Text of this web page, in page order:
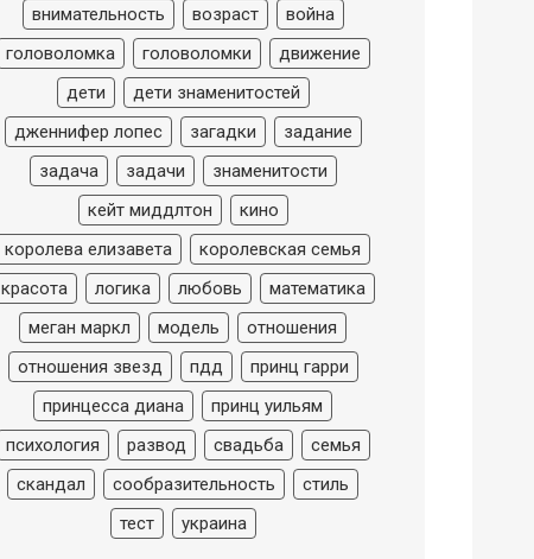
внимательность
возраст
война
головоломка
головоломки
движение
дети
дети знаменитостей
дженнифер лопес
загадки
задание
задача
задачи
знаменитости
кейт миддлтон
кино
королева елизавета
королевская семья
красота
логика любовь
математика
меган маркл
модель
отношения
отношения звезд
пдд
принц гарри
принцесса диана
принц уильям
психология
развод свадьба
семья
скандал
сообразительность
стиль
тест
украина